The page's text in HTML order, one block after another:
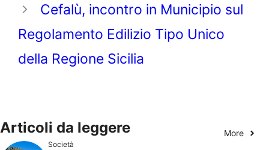
Cefalù, incontro in Municipio sul
Regolamento Edilizio Tipo Unico
della Regione Sicilia
Articoli da leggere More
Società